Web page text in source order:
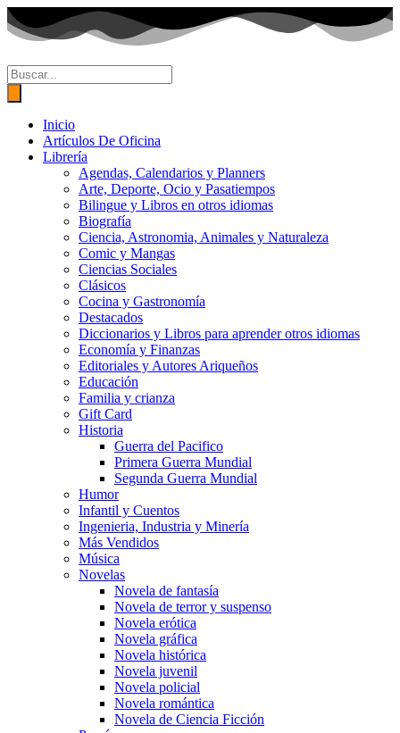
Ir
al
contenido
Búsqueda
de
productos
Inicio
Artículos De Oficina
Librería
Agendas, Calendarios y Planners
Arte, Deporte, Ocio y Pasatiempos
Bilingue y Libros en otros idiomas
Biografía
Ciencia, Astronomia, Animales y Naturaleza
Comic y Mangas
Ciencias Sociales
Clásicos
Cocina y Gastronomía
Destacados
Diccionarios y Libros para aprender otros idiomas
Economía y Finanzas
Editoriales y Autores Ariqueños
Educación
Familia y crianza
Gift Card
Historia
Guerra del Pacifico
Primera Guerra Mundial
Segunda Guerra Mundial
Humor
Infantil y Cuentos
Ingenieria, Industria y Minería
Más Vendidos
Música
Novelas
Novela de fantasía
Novela de terror y suspenso
Novela erótica
Novela gráfica
Novela histórica
Novela juvenil
Novela policial
Novela romántica
Novela de Ciencia Ficción